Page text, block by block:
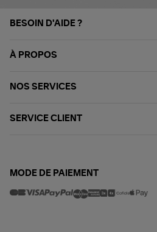
BESOIN D'AIDE ?
À PROPOS
NOS SERVICES
SERVICE CLIENT
MODE DE PAIEMENT